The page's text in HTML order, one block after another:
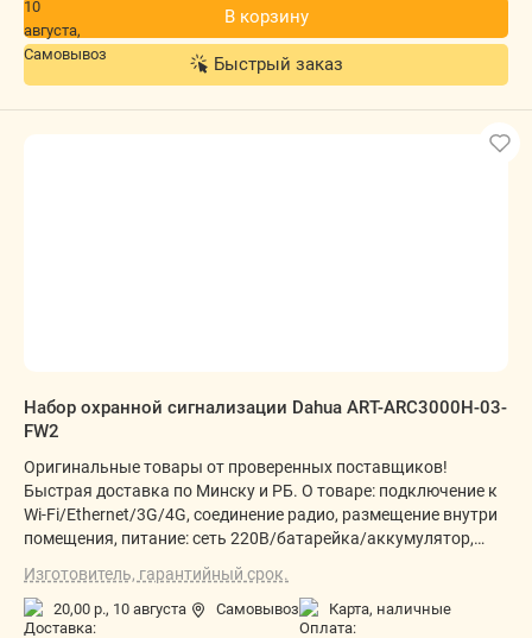
В корзину
Быстрый заказ
Набор охранной сигнализации Dahua ART-ARC3000H-03-
FW2
Оригинальные товары от проверенных поставщиков!
Быстрая доставка по Минску и РБ. О товаре: подключение к
Wi-Fi/Ethernet/3G/4G, соединение радио, размещение внутри
помещения, питание: сеть 220В/батарейка/аккумулятор,
Изготовитель, гарантийный срок.
20,00 р., 10 августа Самовывоз карта, наличные